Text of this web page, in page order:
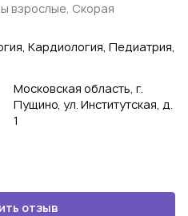
взрослые, Скорая
Кардиология, Педиатрия,
Московская область, г.
Пущино, ул. Институтская, д.
1
отзыв